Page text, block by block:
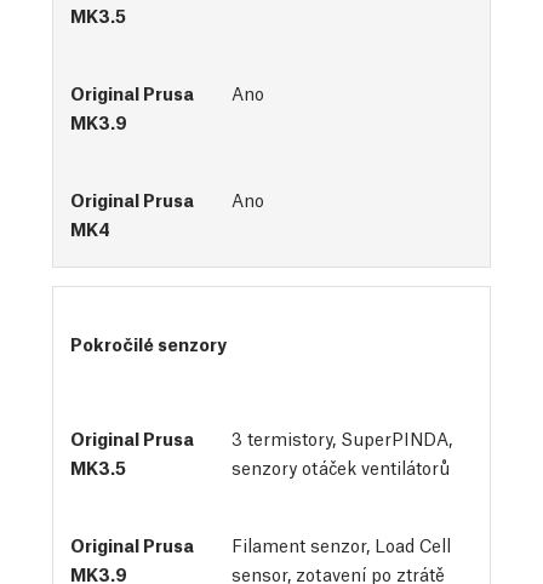
Ano
Ano
Pokročilé senzory
3 termistory, SuperPINDA,
senzory otáček ventilátorů
Filament senzor, Load Cell
sensor, zotavení po ztrátě